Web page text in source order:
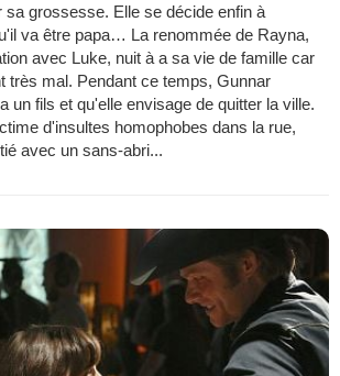
sa grossesse. Elle se décide enfin à
va être papa… La renommée de Rayna,
avec Luke, nuit à a sa vie de famille car
très mal. Pendant ce temps, Gunnar
un fils et qu'elle envisage de quitter la ville.
d'insultes homophobes dans la rue,
avec un sans-abri...